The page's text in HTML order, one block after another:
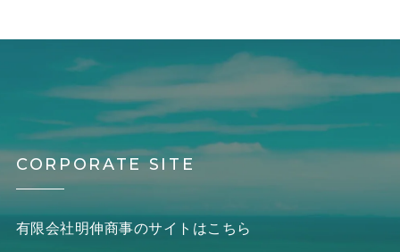
CORPORATE SITE
有限会社明伸商事のサイトはこちら